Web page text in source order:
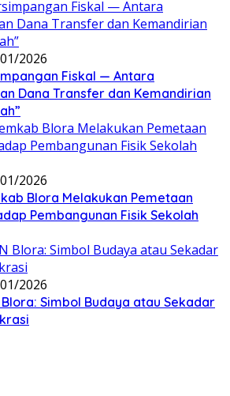
2026
Fiskal — Antara
Dana Transfer dan Kemandirian
2026
Blora Melakukan Pemetaan
Pembangunan Fisik Sekolah
2026
Simbol Budaya atau Sekadar